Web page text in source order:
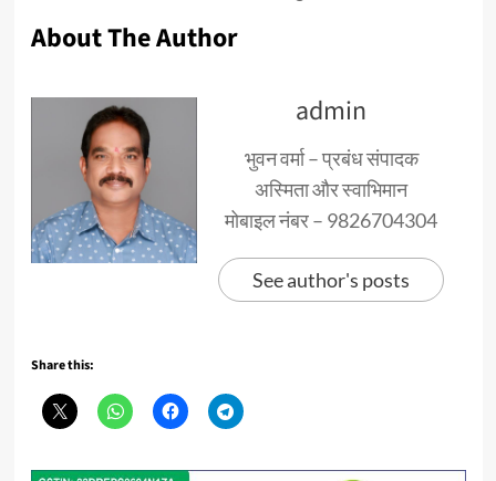
About The Author
admin
भुवन वर्मा – प्रबंध संपादक
अस्मिता और स्वाभिमान
मोबाइल नंबर – 9826704304
See author's posts
Share this: